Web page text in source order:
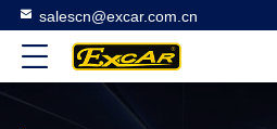
salescn@excar.com.cn